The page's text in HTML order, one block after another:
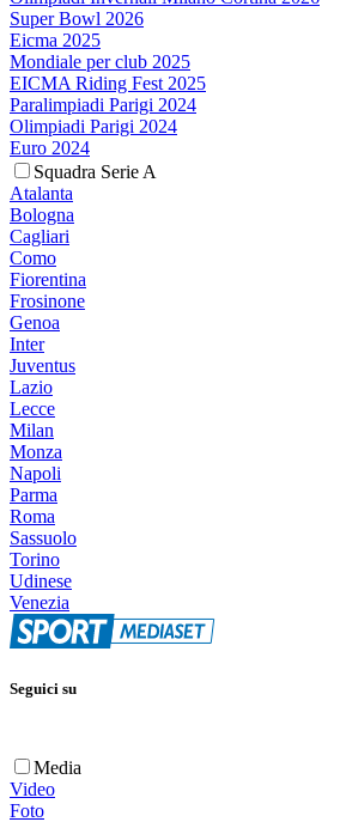
Super Bowl 2026
Eicma 2025
Mondiale per club 2025
EICMA Riding Fest 2025
Paralimpiadi Parigi 2024
Olimpiadi Parigi 2024
Euro 2024
Squadra Serie A
Atalanta
Bologna
Cagliari
Como
Fiorentina
Frosinone
Genoa
Inter
Juventus
Lazio
Lecce
Milan
Monza
Napoli
Parma
Roma
Sassuolo
Torino
Udinese
Venezia
Seguici su
Media
Video
Foto